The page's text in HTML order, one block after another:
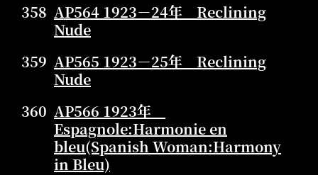
358 AP564 1923－24年 Reclining
Nude
359 AP565 1923－25年 Reclining
Nude
360 AP566 1923年
Espagnole:Harmonie en
bleu(Spanish Woman:Harmony
in Bleu)